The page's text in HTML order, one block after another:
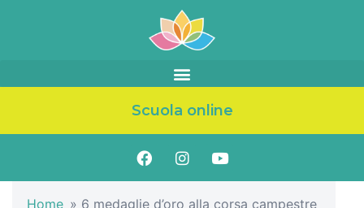
Scuola online
Home » 6 medaglie d’oro alla corsa campestre